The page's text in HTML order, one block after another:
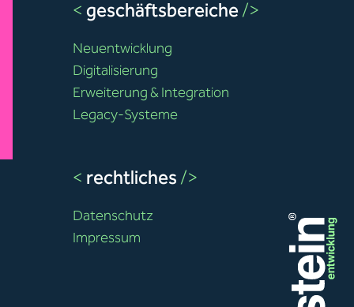
<geschäftsbereiche/>
Neuentwicklung
Digitalisierung
Erweiterung & Integration
Legacy-Systeme
<rechtliches/>
Datenschutz
Impressum